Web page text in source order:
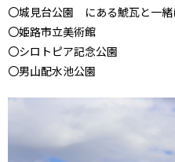
〇城見台公園 にある鯱瓦と一緒
〇姫路市立美術館
〇シロトピア記念公園
〇男山配水池公園